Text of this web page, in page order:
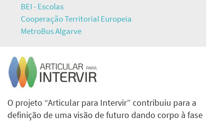
BEI - Escolas
Cooperação Territorial Europeia
MetroBus Algarve
O projeto “Articular para Intervir” contribuiu para a
definição de uma visão de futuro dando corpo à fase